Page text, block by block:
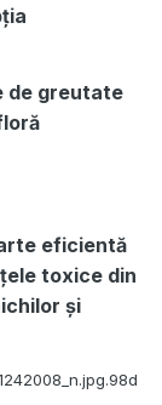
de greutate
eficientă
toxice din
și